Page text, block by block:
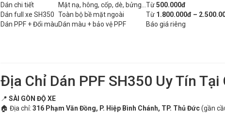
Dán chi tiết
Mặt nạ, hông, cốp, dè, bửng… Từ500.000đ
Dán full xe SH350 Toàn bộ bề mặt ngoài Từ 1.800.000đ –
Dán PPF + Đổi màuDán màu + bảo vệ PPF Báo giá riêng
Địa Chỉ Dán PPF SH350 Uy Tín
📍 SÀI GÒN ĐỘ XE
🏠 Địa chỉ: 316 Phạm Văn Đồng, P. Hiệp Bình Chánh, TP. Thủ Đức(gần